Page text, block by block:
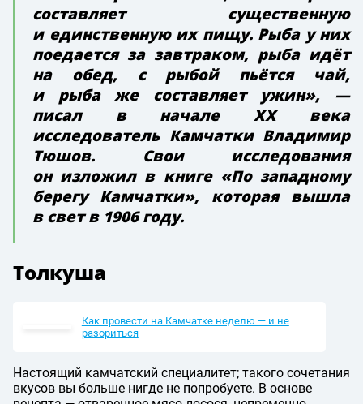
составляет существенную
и единственную их пищу. Рыба у них
поедается за завтраком, рыба идёт
на обед, с рыбой пьётся чай,
и рыба же составляет ужин», —
писал в начале XX века
исследователь Камчатки Владимир
Тюшов. Свои исследования
он изложил в книге «По западному
берегу Камчатки», которая вышла
в свет в 1906 году.
Толкуша
Как провести на Камчатке неделю — и не
разориться
Настоящий камчатский специалитет; такого сочетания
вкусов вы больше нигде не попробуете. В основе